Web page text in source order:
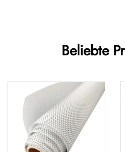
Beliebte